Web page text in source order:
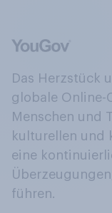
Das Herzstück
globale Online-
Menschen und
kulturellen und
eine
führen.